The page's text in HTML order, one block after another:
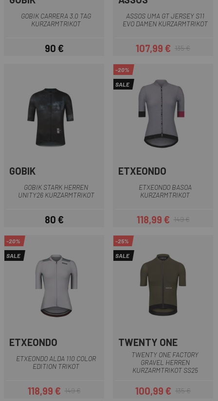
GOBIK CARRERA 3.0 TAG
KURZARMTRIKOT
Preis
90 €
ASSOS UMA GT JERSEY S11
EVO DAMEN KURZARMTRIKOT
Preis
107,99 €Regulärer Preis
135 €
GOBIK
GOBIK STARK HERREN
UNITY26 KURZARMTRIKOT
Preis
80 €
-20%
SALE
ETXEONDO
ETXEONDO BASOA
KURZARMTRIKOT
Preis
118,99 €Regulärer Preis
149 €
-20%
SALE
ETXEONDO
ETXEONDO ALDA 110 COLOR
EDITION TRIKOT
Preis
118,99 €Regulärer Preis
149 €
-25%
SALE
TWENTY ONE
TWENTY ONE FACTORY
GRAVEL HERREN
KURZARMTRIKOT SS25
Preis
100,99 €Regulärer Preis
135 €